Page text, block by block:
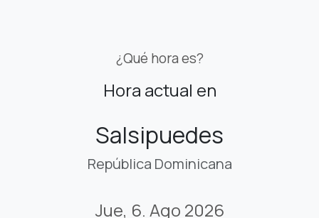
¿Qué hora es?
Hora actual en
Salsipuedes
República Dominicana
Jue, 6. Ago 2026